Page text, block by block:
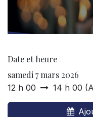
Date et heure
samedi 7 mars 2026
12 h 00 14 h 00 (